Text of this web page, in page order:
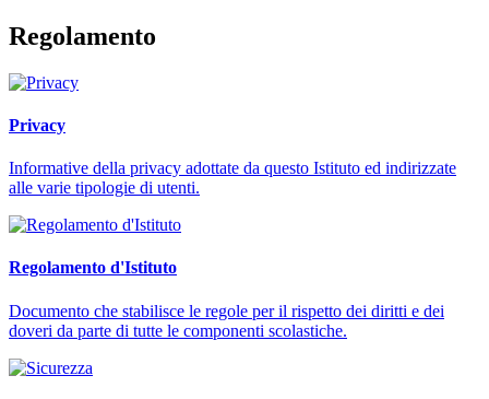
Regolamento
Privacy
Informative della privacy adottate da questo Istituto ed indirizzate
alle varie tipologie di utenti.
Regolamento d'Istituto
Documento che stabilisce le regole per il rispetto dei diritti e dei
doveri da parte di tutte le componenti scolastiche.